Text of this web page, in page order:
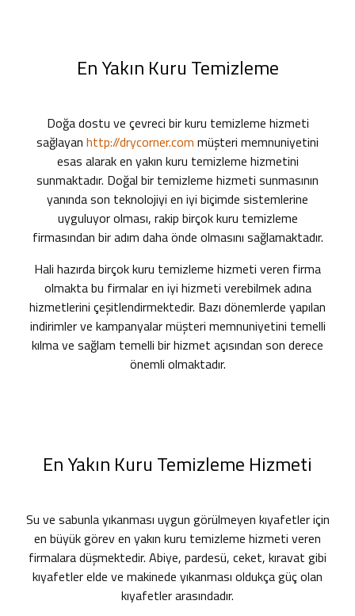
En Yakın Kuru Temizleme
Doğa dostu ve çevreci bir kuru temizleme hizmeti
sağlayan http://drycorner.com müşteri memnuniyetini
esas alaraken yakın kuru temizleme hizmetini
sunmaktadır. Doğal bir temizleme hizmeti sunmasının
yanında son teknolojiyi en iyi biçimde sistemlerine
uyguluyor olması, rakip birçok kuru temizleme
firmasından bir adım daha önde olmasını sağlamaktadır.
Hali hazırda birçok kuru temizleme hizmeti veren firma
olmakta bu firmalar en iyi hizmeti verebilmek adına
hizmetlerini çeşitlendirmektedir. Bazı dönemlerde yapılan
indirimler ve kampanyalar müşteri memnuniyetini temelli
kılma ve sağlam temelli bir hizmet açısından son derece
önemli olmaktadır.
En Yakın Kuru Temizleme Hizmeti
Su ve sabunla yıkanması uygun görülmeyen kıyafetler için
en büyük göreven yakın kuru temizleme hizmeti veren
firmalara düşmektedir. Abiye, pardesü, ceket, kıravat gibi
kıyafetler elde ve makinede yıkanması oldukça güç olan
kıyafetler arasındadır.